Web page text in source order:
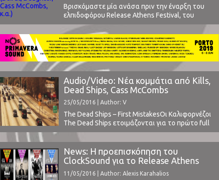
Βρισκόμαστε μία ανάσα πριν την έναρξη του
ελπιδοφόρου Release Athens Festival, του
φεστιβάλ που τόλμησε να φέρει πολλά και
μεγάλα ονόματα της παγκόσμιας μουσικής
σκηνής, γεμίζοντας ουσιαστικά την κάθε του
μέρα.(Διαβάστε εδώ την πρόσφατη αναλυτική
μας προεπισκόπηση)Την Τετάρτη λοιπόν,
1η Ιουνίου στην Πλατεία Νερού στο Φάληρο, το
πρόγραμμα εμφάνισης των καλλιτεχνών ...
Audio/Video: Νέα κομμάτια από Kills,
Dead Ships, Cass McCombs
25/05/2016 | Author: V
The Dead Ships – First MistakesΟι Καλιφορνέζοι
The Dead Ships ετοιμάζονται για το πρώτο full
άλμπουμ τους, με τον τίτλο CITYCIDE. Ο
Brendan Canning των Broken Social Scene
βοηθάει τη μπάντα στην παραγωγή και στις
κιθάρες, σε μία κυκλοφορία η οποία έχουμε την
αίσθηση οτι δεν θα περάσει απαρατήρητη. Τα
...
News: Η προεπισκόπηση του
ClockSound για το Release Athens
Festival 2016
11/05/2016 | Author: Alexis Karahalios